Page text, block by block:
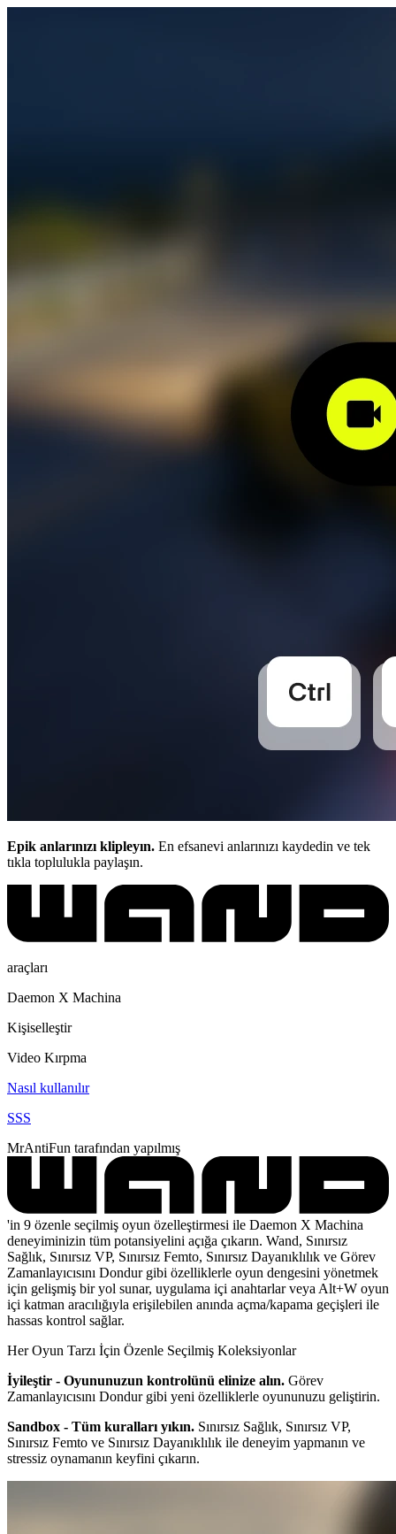
Epik anlarınızı klipleyın. En efsanevi anlarınızı kaydedin ve tek
tıkla toplulukla paylaşın.
araçları
Daemon X Machina
Kişiselleştir
Video Kırpma
Nasıl kullanılır
SSS
MrAntiFun tarafından yapılmış
'in 9 özenle seçilmiş oyun özelleştirmesi ile Daemon X Machina
deneyiminizin tüm potansiyelini açığa çıkarın. Wand, Sınırsız
Sağlık, Sınırsız VP, Sınırsız Femto, Sınırsız Dayanıklılık ve Görev
Zamanlayıcısını Dondur gibi özelliklerle oyun dengesini yönetmek
için gelişmiş bir yol sunar, uygulama içi anahtarlar veya Alt+W oyun
içi katman aracılığıyla erişilebilen anında açma/kapama geçişleri ile
hassas kontrol sağlar.
Her Oyun Tarzı İçin Özenle Seçilmiş Koleksiyonlar
İyileştir - Oyununuzun kontrolünü elinize alın. Görev
Zamanlayıcısını Dondur gibi yeni özelliklerle oyununuzu geliştirin.
Sandbox - Tüm kuralları yıkın. Sınırsız Sağlık, Sınırsız VP,
Sınırsız Femto ve Sınırsız Dayanıklılık ile deneyim yapmanın ve
stressiz oynamanın keyfini çıkarın.